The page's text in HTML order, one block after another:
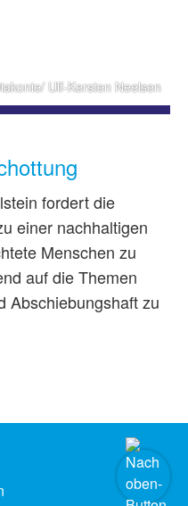
Ulf-Kersten Neelsen
fordert die
einer nachhaltigen
Menschen zu
auf die Themen
Abschiebungshaft zu